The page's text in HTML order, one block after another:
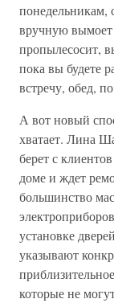
понедельникам,
вручную вымоет
пропылесосит,
пока вы будете
встречу, обед,
А вот новый
хватает. Лина
берет с
доме и ждет
большинство
установке
указывают
которые не